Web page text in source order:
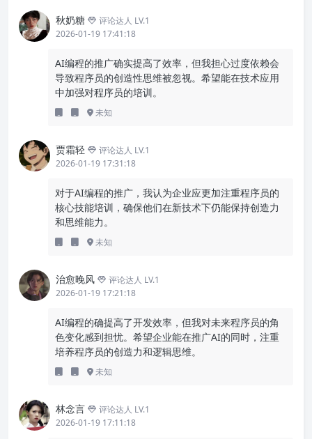
秋奶糖
评论达人 LV.1
2026-01-19 17:41:18
AI编程的推广确实提高了效率，但我担心过度依赖会
导致程序员的创造性思维被忽视。希望能在技术应用
中加强对程序员的培训。
未知
贾霜轻
评论达人 LV.1
2026-01-19 17:31:18
对于AI编程的推广，我认为企业应更加注重程序员的
核心技能培训，确保他们在新技术下仍能保持创造力
和思维能力。
未知
治愈晚风
评论达人 LV.1
2026-01-19 17:21:18
AI编程的确提高了开发效率，但我对未来程序员的角
色变化感到担忧。希望企业能在推广AI的同时，注重
培养程序员的创造力和逻辑思维。
未知
林念言
评论达人 LV.1
2026-01-19 17:11:18